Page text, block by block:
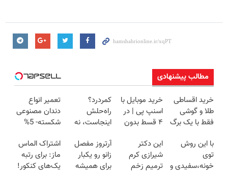
مطالب پیشنهادی
خرید اقساطی
طلا و گوشی
فقط با یک برگ
خرید موبایل با
اسنپ پی | در
۴ قسط بدون
کمردرد؟
راه‌حلش
اینجاست، نه
تعمیر انواع
دندان مصنوعی
شکسته- 5%
با این روش
توی
خونه،سفیدی و
این دکتر
شیرازی کرم
ترمیم زخم
آرتروز مفصل
زانو رو یکبار
برای همیشه
اشتراک الماس
ماز: برای رتبه
یک‌های کنکور!